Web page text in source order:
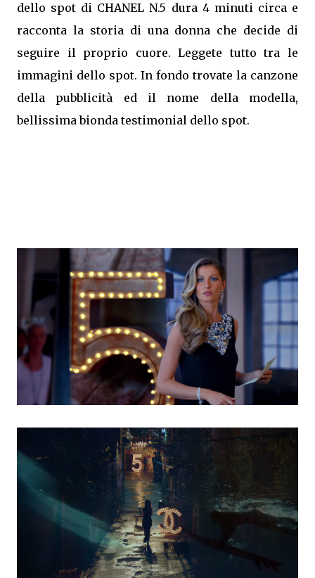
dello spot di CHANEL N.5 dura 4 minuti circa e
racconta la storia di una donna che decide di
seguire il proprio cuore. Leggete tutto tra le
immagini dello spot. In fondo trovate la canzone
della pubblicità ed il nome della modella,
bellissima bionda testimonial dello spot.